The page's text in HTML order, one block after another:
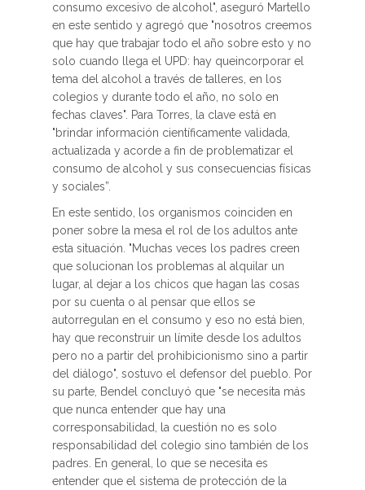
consumo excesivo de alcohol", aseguró Martello
en este sentido y agregó que "nosotros creemos
que hay que trabajar todo el año sobre esto y no
solo cuando llega el UPD: hay queincorporar el
tema del alcohol a través de talleres, en los
colegios y durante todo el año, no solo en
fechas claves". Para Torres, la clave está en
"brindar información científicamente validada,
actualizada y acorde a fin de problematizar el
consumo de alcohol y sus consecuencias físicas
y sociales”.
En este sentido, los organismos coinciden en
poner sobre la mesa el rol de los adultos ante
esta situación. "Muchas veces los padres creen
que solucionan los problemas al alquilar un
lugar, al dejar a los chicos que hagan las cosas
por su cuenta o al pensar que ellos se
autorregulan en el consumo y eso no está bien,
hay que reconstruir un límite desde los adultos
pero no a partir del prohibicionismo sino a partir
del diálogo", sostuvo el defensor del pueblo. Por
su parte, Bendel concluyó que "se necesita más
que nunca entender que hay una
corresponsabilidad, la cuestión no es solo
responsabilidad del colegio sino también de los
padres. En general, lo que se necesita es
entender que el sistema de protección de la